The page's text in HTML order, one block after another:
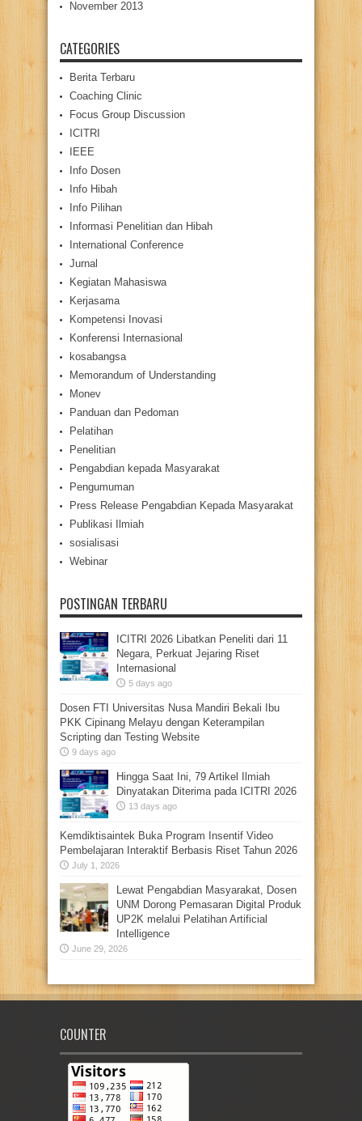
November 2013
CATEGORIES
Berita Terbaru
Coaching Clinic
Focus Group Discussion
ICITRI
IEEE
Info Dosen
Info Hibah
Info Pilihan
Informasi Penelitian dan Hibah
International Conference
Jurnal
Kegiatan Mahasiswa
Kerjasama
Kompetensi Inovasi
Konferensi Internasional
kosabangsa
Memorandum of Understanding
Monev
Panduan dan Pedoman
Pelatihan
Penelitian
Pengabdian kepada Masyarakat
Pengumuman
Press Release Pengabdian Kepada Masyarakat
Publikasi Ilmiah
sosialisasi
Webinar
POSTINGAN TERBARU
ICITRI 2026 Libatkan Peneliti dari 11
Negara, Perkuat Jejaring Riset
Internasional
5 days ago
Dosen FTI Universitas Nusa Mandiri Bekali Ibu
PKK Cipinang Melayu dengan Keterampilan
Scripting dan Testing Website
9 days ago
Hingga Saat Ini, 79 Artikel Ilmiah
Dinyatakan Diterima pada ICITRI 2026
13 days ago
Kemdiktisaintek Buka Program Insentif Video
Pembelajaran Interaktif Berbasis Riset Tahun 2026
July 1, 2026
Lewat Pengabdian Masyarakat, Dosen
UNM Dorong Pemasaran Digital Produk
UP2K melalui Pelatihan Artificial
Intelligence
June 29, 2026
COUNTER